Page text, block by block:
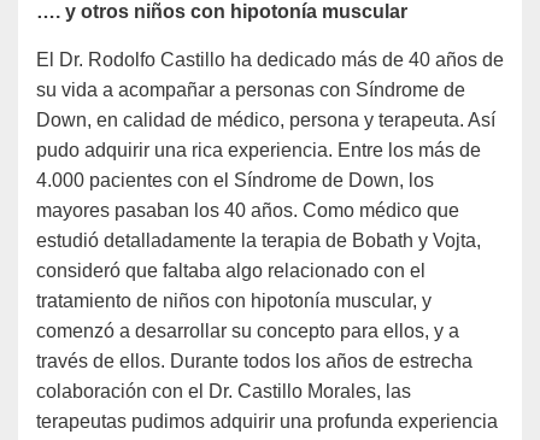
…. y otros niños con hipotonía muscular
El Dr. Rodolfo Castillo ha dedicado más de 40 años de
su vida a acompañar a personas con Síndrome de
Down, en calidad de médico, persona y terapeuta. Así
pudo adquirir una rica experiencia. Entre los más de
4.000 pacientes con el Síndrome de Down, los
mayores pasaban los 40 años. Como médico que
estudió detalladamente la terapia de Bobath y Vojta,
consideró que faltaba algo relacionado con el
tratamiento de niños con hipotonía muscular, y
comenzó a desarrollar su concepto para ellos, y a
través de ellos. Durante todos los años de estrecha
colaboración con el Dr. Castillo Morales, las
terapeutas pudimos adquirir una profunda experiencia